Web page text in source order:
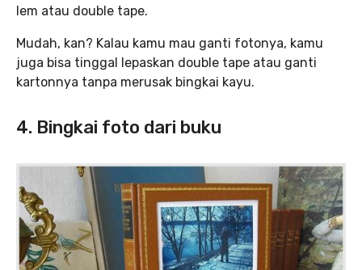
lem atau double tape.
Mudah, kan? Kalau kamu mau ganti fotonya, kamu
juga bisa tinggal lepaskan double tape atau ganti
kartonnya tanpa merusak bingkai kayu.
4. Bingkai foto dari buku